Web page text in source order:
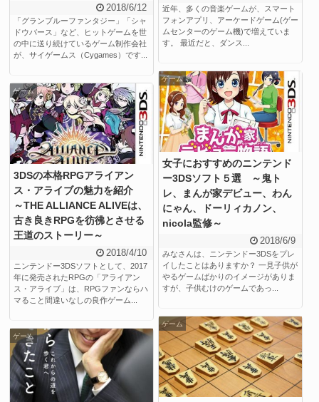
近年、多くの音楽ゲームが、スマート
フォンアプリ、アーケードゲーム(ゲー
ムセンターのゲーム機)で増えていま
す。 最近だと、ダンス...
2018/6/12
「グランブルーファンタジー」「シャ
ドウバース」など、ヒットゲームを世
の中に送り続けているゲーム制作会社
が、サイゲームス（Cygames）です...
女子におすすめのニンテンド
ー3DSソフト５選 ～鬼ト
レ、まんが家デビュー、わん
にゃん、ドーリィカノン、
nicola監修～
2018/6/9
ゲーム
みなさんは、ニンテンドー3DSをプレ
イしたことはありますか？ 一見子供が
やるゲームばかりのイメージがありま
すが、子供むけのゲームであっ...
3DSの本格RPGアライアン
ス・アライブの魅力を紹介
～THE ALLIANCE ALIVEは、
古き良きRPGを彷彿とさせる
王道のストーリー～
2018/4/10
ゲーム
ニンテンドー3DSソフトとして、2017
年に発売されたRPGの「アライアン
ス・アライブ」は、RPGファンならハ
マること間違いなしの良作ゲーム...
ゲーム
ゲーム